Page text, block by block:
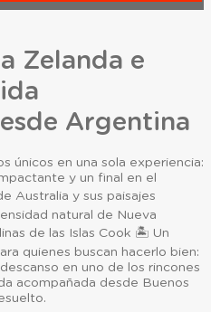
Zelanda e
Argentina
únicos en una sola experiencia:
y un final en el
Australia y sus paisajes
natural de Nueva
de las Islas Cook 🏝️ Un
quienes buscan hacerlo bien:
en uno de los rincones
acompañada desde Buenos